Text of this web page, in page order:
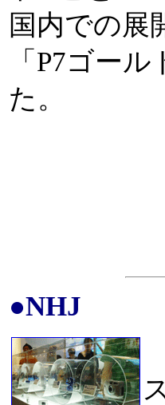
国内での展
「P7ゴー
た。
●NHJ